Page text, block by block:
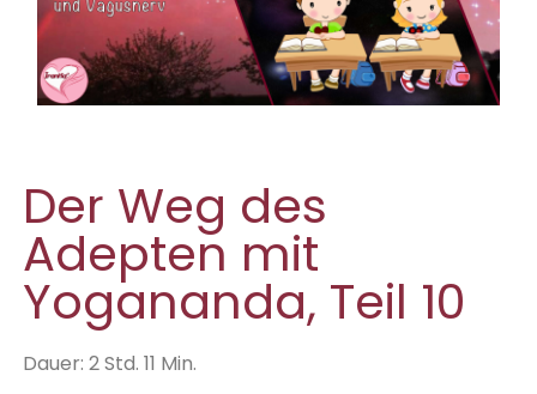
Der Weg des
Adepten mit
Yogananda, Teil 10
Dauer: 2 Std. 11 Min.